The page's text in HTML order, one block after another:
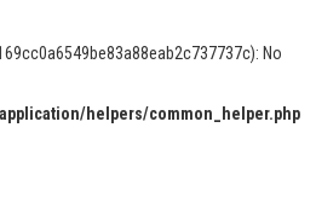
No
helpers/common_helper.php